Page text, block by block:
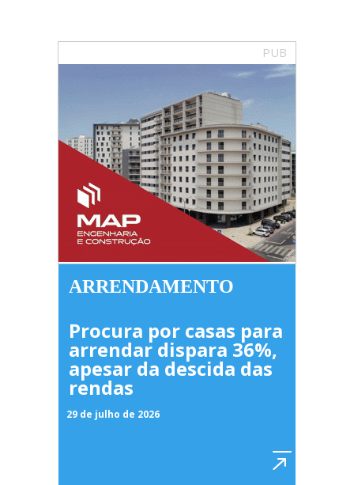
PUB
ARRENDAMENTO
Procura por casas para
arrendar dispara 36%,
apesar da descida das
rendas
29 de julho de 2026